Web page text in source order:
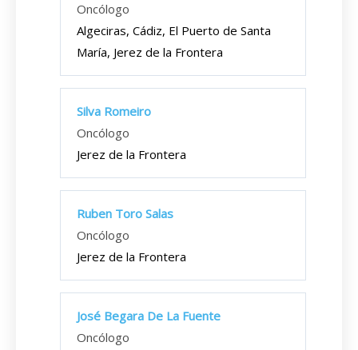
Oncólogo
Algeciras, Cádiz, El Puerto de Santa
María, Jerez de la Frontera
Silva Romeiro
Oncólogo
Jerez de la Frontera
Ruben Toro Salas
Oncólogo
Jerez de la Frontera
José Begara De La Fuente
Oncólogo